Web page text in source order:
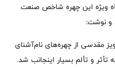
ویژه این چهره شاخص صنعت
و نوشت:
مقدسی از چهره‌های نام‌آشنای
تأثر و تألم بسیار اینجانب شد.